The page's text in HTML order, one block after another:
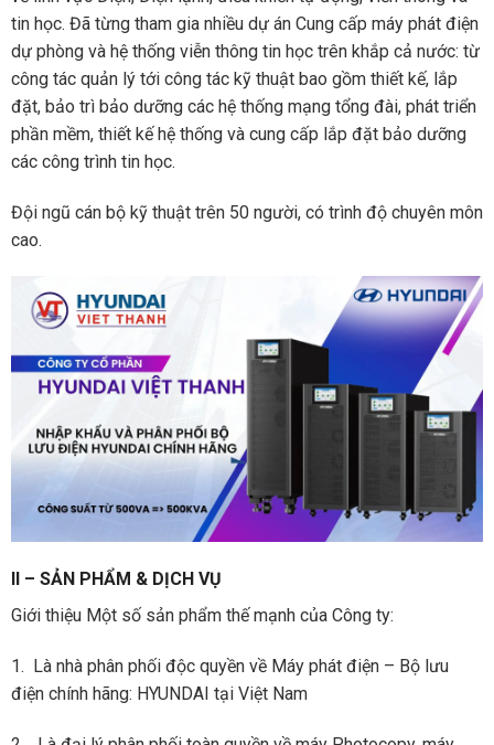
tin học. Đã từng tham gia nhiều dự án Cung cấp máy phát điện
dự phòng và hệ thống viễn thông tin học trên khắp cả nước: từ
công tác quản lý tới công tác kỹ thuật bao gồm thiết kế, lắp
đặt, bảo trì bảo dưỡng các hệ thống mạng tổng đài, phát triển
phần mềm, thiết kế hệ thống và cung cấp lắp đặt bảo dưỡng
các công trình tin học.
Đội ngũ cán bộ kỹ thuật trên 50 người, có trình độ chuyên môn
cao.
II – SẢN PHẨM & DỊCH VỤ
Giới thiệu Một số sản phẩm thế mạnh của Công ty:
1. Là nhà phân phối độc quyền về Máy phát điện – Bộ lưu
điện chính hãng: HYUNDAI tại Việt Nam